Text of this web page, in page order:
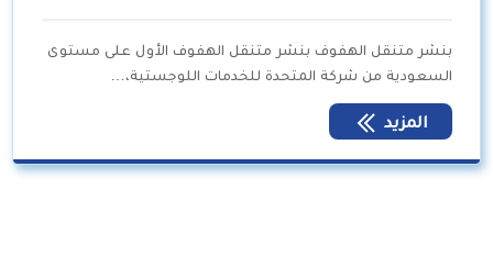
بنشر متنقل الهفوف بنشر متنقل الهفوف الأول على مستوى
السعودية من شركة المتحدة للخدمات اللوجستية،…
المزيد